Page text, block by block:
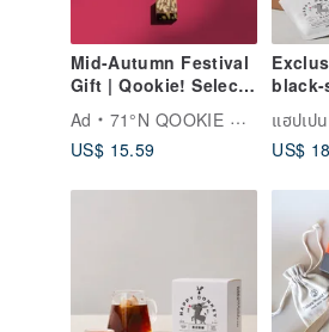
Mid-Autumn Festival
Gift | Qookie! Select
Handmade Cookies
(10 pcs, includes gift
Ad
71°N QOOKIE MADE
US$ 15.59
ass |
10
box
แฮปเป
US$